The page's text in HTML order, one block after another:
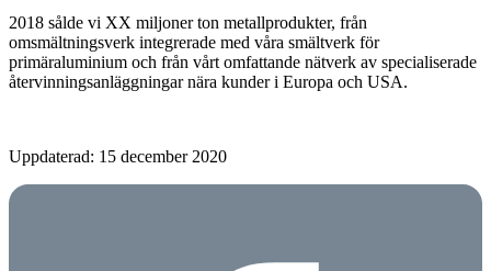
2018 sålde vi XX miljoner ton metallprodukter, från
omsmältningsverk integrerade med våra smältverk för
primäraluminium och från vårt omfattande nätverk av specialiserade
återvinningsanläggningar nära kunder i Europa och USA.
Uppdaterad: 15 december 2020